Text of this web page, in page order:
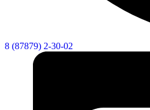
8 (87879) 2-30-02